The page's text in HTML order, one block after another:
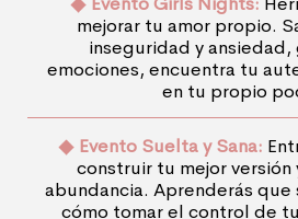
mejorar tu amor propio.
inseguridad y
emociones, encuentra tu
en tu propio
Evento Suelta y Sana:
construir tu mejor versión
abundancia. Aprenderás que
cómo tomar el control de